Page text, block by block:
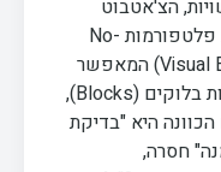
הצ'אטבוט
מגיב בהתאם לתסריט שהוגדר לו. פלטפורמות No-
Code מספקות עורך גרפי (Visual Editor) המאפשר
"לצייר" את זרימת השיחה באמצעות בלוקים (Blocks),
היא "בדיקת
חסרה,